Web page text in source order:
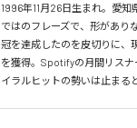
1996年11月26日生まれ。愛
ではのフレーズで、形があり
冠を達成したのを皮切りに、
を獲得。Spotifyの月間リス
イラルヒットの勢いは止まる